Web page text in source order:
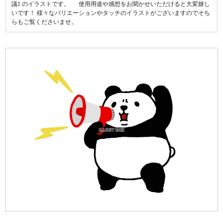
議1 のイラストです。 使用用途や感想をお聞かせいただけると大変嬉し
いです！ 様々なバリエーションやタッチのイラストがございますのでそち
らもご覧くださいませ。